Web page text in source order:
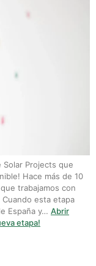
Solar Projects que
Hace más de 10
trabajamos con
esta etapa
España y… Abrir
etapa!